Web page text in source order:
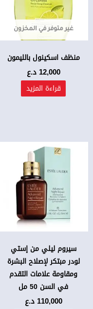
غير متوفر في المخزون
منظف اسكينول بالليمون
12,000 د.ع
قراءة المزيد
سيروم ليلي من إستي
لودر مبتكر لإصلاح البشرة
ومقاومة علامات التقدم
في السن 50 مل
110,000 د.ع